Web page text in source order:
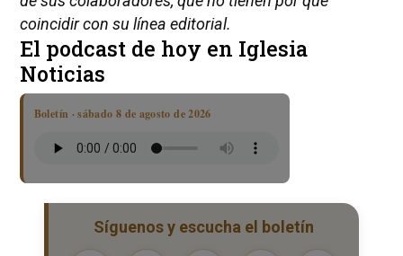
coincidir con su línea editorial.
El podcast de hoy en Iglesia
Noticias
Boletín · sábado 8 de agosto de 2026
Síguenos y escucha el boletín